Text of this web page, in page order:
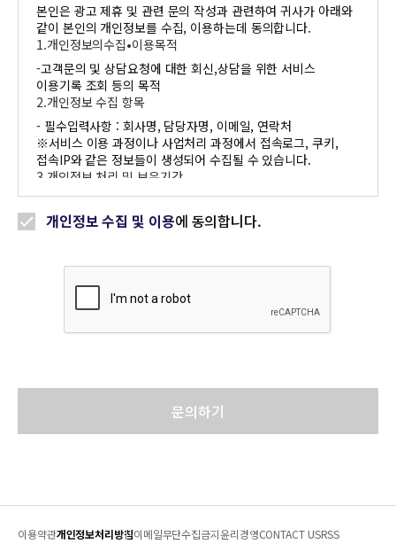
본인은 광고 제휴 및 관련 문의 작성과 관련하여 귀사가 아래와
같이 본인의 개인정보를 수집, 이용하는데 동의합니다.
1.개인정보의수집•이용목적
-고객문의 및 상담요청에 대한 회신,상담을 위한 서비스
이용기록 조회 등의 목적
2.개인정보 수집 항목
- 필수입력사항 : 회사명, 담당자명, 이메일, 연락처
※서비스 이용 과정이나 사업처리 과정에서 접속로그, 쿠키,
접속IP와 같은 정보들이 생성되어 수집될 수 있습니다.
3.개인정보 처리 및 보유기간
- 문의 접수 및 제휴 관리 목적을 위해 3년간 보관 후 파기 (단,
관련 법령에 규정이 있는 경우 해당 기간 동안 보관)
권리가 있으며, 동의를 거부하실 경우 문의를 작성하실 수
이해하고 동의합니다.
개인정보 수집 및 이용에 동의합니다.
문의하기
이용약관개인정보처리방침이메일무단수집금지윤리경영CONTACT USRSS